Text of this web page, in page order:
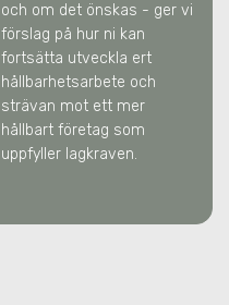
och om det önskas - ger vi
förslag på hur ni kan
fortsätta utveckla ert
hållbarhetsarbete och
strävan mot ett mer
hållbart företag som
uppfyller lagkraven.